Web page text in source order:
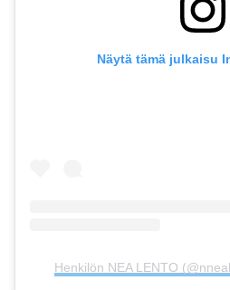
Näytä tämä julkaisu
Henkilön NEA LENTO